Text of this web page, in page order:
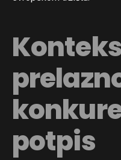
potpis